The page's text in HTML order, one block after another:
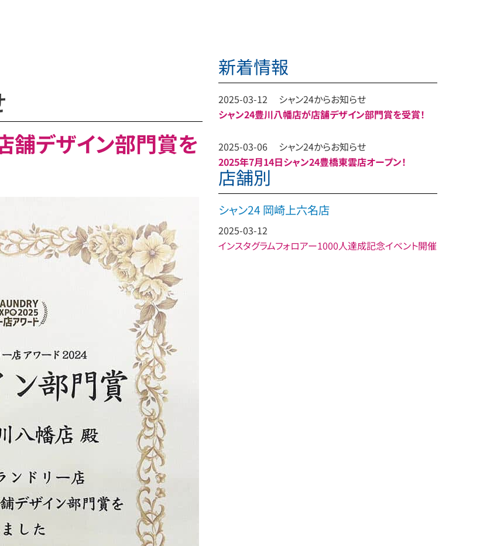
舗デザイン部門賞を
新着情報
2025-03-12
シャン24からお知らせ
​シャン24豊川八幡店が店舗デザイン部門賞を受賞​！
2025-03-06
シャン24からお知らせ
2025年7月14日シャン24豊橋東雲店オープン！
店舗別
シャン24 岡崎上六名店
2025-03-12
インスタグラムフォロアー1000人達成記念イベント開催